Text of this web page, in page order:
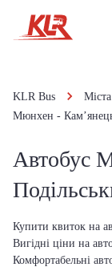
KLR Bus Міста
Мюнхен -
Автобус
Купити квиток на
Вигідні ціни на
Комфортабельні